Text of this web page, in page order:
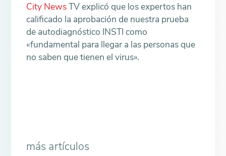
City NewsTV explicó que los expertos han
calificado la aprobación de nuestra prueba
de autodiagnóstico INSTI como
«fundamental para llegar a las personas que
no saben que tienen el virus».
más artículos